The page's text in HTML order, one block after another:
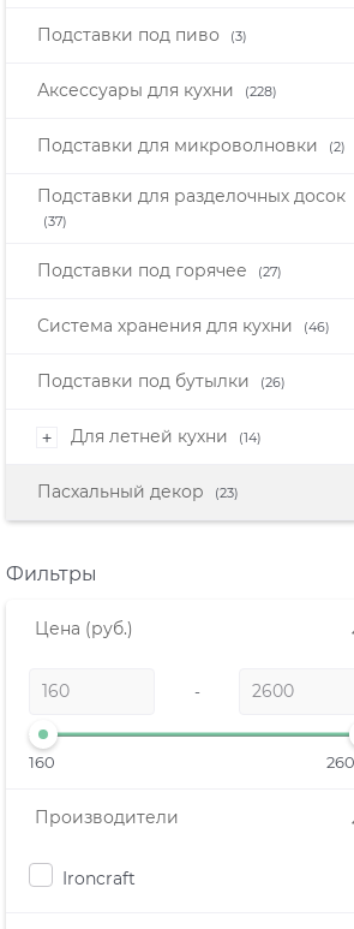
Подставки под пиво (3)
Аксессуары для кухни (228)
Подставки для микроволновки (2)
Подставки для разделочных досок
(37)
Подставки под горячее (27)
Система хранения для кухни (46)
Подставки под бутылки (26)
+ Для летней кухни (14)
Пасхальный декор (23)
Фильтры
Цена (руб.)
-
160
Производители
Ironcraft